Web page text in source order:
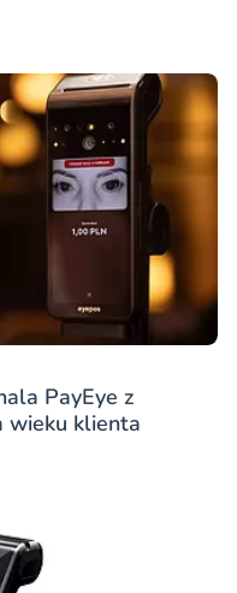
PayEye z
wieku klienta